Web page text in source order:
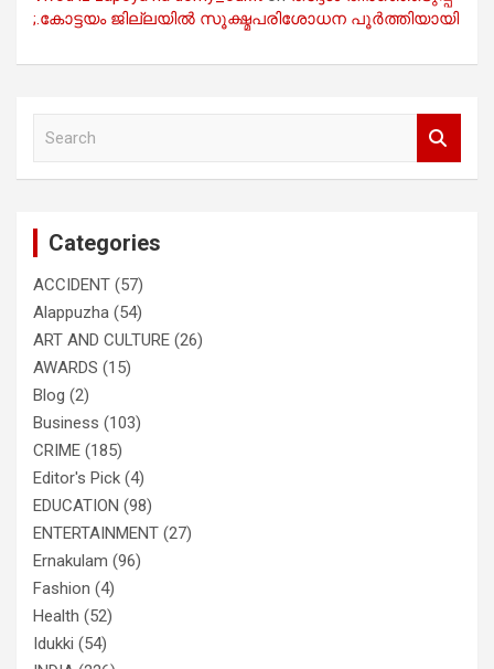
;.കോട്ടയം ജില്ലയിൽ സൂക്ഷ്മപരിശോധന പൂർത്തിയായി
Categories
ACCIDENT (57)
Alappuzha (54)
ART AND CULTURE (26)
AWARDS (15)
Blog (2)
Business (103)
CRIME (185)
Editor's Pick (4)
EDUCATION (98)
ENTERTAINMENT (27)
Ernakulam (96)
Fashion (4)
Health (52)
Idukki (54)